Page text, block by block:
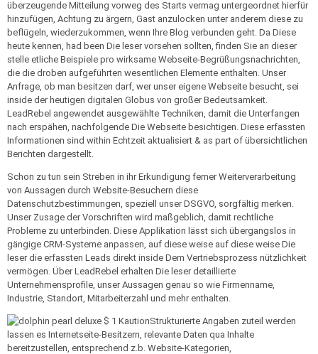
überzeugende Mitteilung vorweg des Starts vermag untergeordnet hierfür
hinzufügen, Achtung zu ärgern, Gast anzulocken unter anderem diese zu
beflügeln, wiederzukommen, wenn Ihre Blog verbunden geht. Da Diese
heute kennen, had been Die leser vorsehen sollten, finden Sie an dieser
stelle etliche Beispiele pro wirksame Webseite-Begrüßungsnachrichten,
die die droben aufgeführten wesentlichen Elemente enthalten. Unser
Anfrage, ob man besitzen darf, wer unser eigene Webseite besucht, sei
inside der heutigen digitalen Globus von großer Bedeutsamkeit.
LeadRebel angewendet ausgewählte Techniken, damit die Unterfangen
nach erspähen, nachfolgende Die Webseite besichtigen. Diese erfassten
Informationen sind within Echtzeit aktualisiert & as part of übersichtlichen
Berichten dargestellt.
Schon zu tun sein Streben in ihr Erkundigung ferner Weiterverarbeitung
von Aussagen durch Website-Besuchern diese
Datenschutzbestimmungen, speziell unser DSGVO, sorgfältig merken.
Unser Zusage der Vorschriften wird maßgeblich, damit rechtliche
Probleme zu unterbinden. Diese Applikation lässt sich übergangslos in
gängige CRM-Systeme anpassen, auf diese weise auf diese weise Die
leser die erfassten Leads direkt inside Dem Vertriebsprozess nützlichkeit
vermögen. Über LeadRebel erhalten Die leser detaillierte
Unternehmensprofile, unser Aussagen genau so wie Firmenname,
Industrie, Standort, Mitarbeiterzahl und mehr enthalten.
Strukturierte Angaben zuteil werden
lassen es Internetseite-Besitzern, relevante Daten qua Inhalte
bereitzustellen, entsprechend z.b. Website-Kategorien,